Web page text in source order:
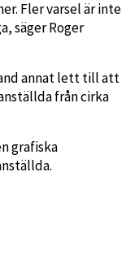
Fler varsel är inte
säger Roger
annat lett till att
från cirka
grafiska